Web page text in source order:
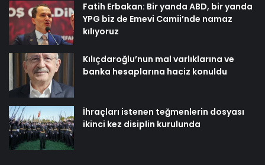
Fatih Erbakan: Bir yanda ABD, bir yanda
YPG biz de Emevi Camii’nde namaz
kılıyoruz
Kılıçdaroğlu’nun mal varlıklarına ve
banka hesaplarına haciz konuldu
İhraçları istenen teğmenlerin dosyası
ikinci kez disiplin kurulunda